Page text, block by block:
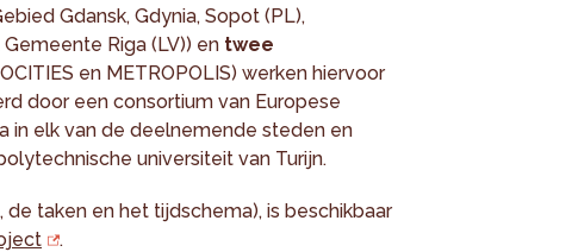
Gdansk, Gdynia, Sopot (PL),
Riga (LV)) en twee
en METROPOLIS) werken hiervoor
door een consortium van Europese
in elk van de deelnemende steden en
universiteit van Turijn.
taken en het tijdschema), is beschikbaar
.